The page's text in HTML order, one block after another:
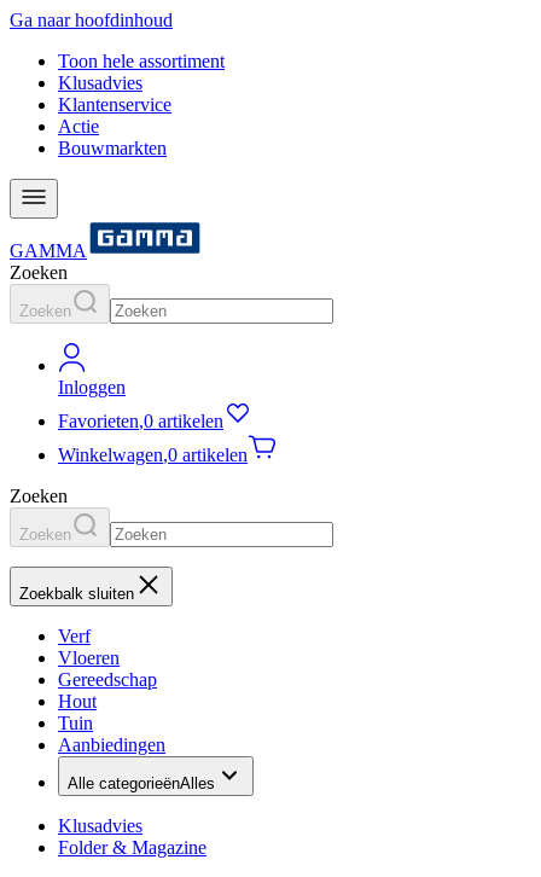
Ga naar hoofdinhoud
Toon hele assortiment
Klusadvies
Klantenservice
Actie
Bouwmarkten
GAMMA
Zoeken
Zoeken
Inloggen
Favorieten,0 artikelen
Winkelwagen,0 artikelen
Zoeken
Zoeken
Zoekbalk sluiten
Verf
Vloeren
Gereedschap
Hout
Tuin
Aanbiedingen
Alle categorieënAlles
Klusadvies
Folder & Magazine